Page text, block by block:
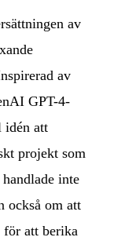
av
av
GPT-4-
idén att
projekt som
inte
också om att
för att berika